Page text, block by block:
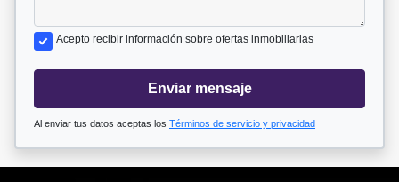
Acepto recibir información sobre ofertas inmobiliarias
Enviar mensaje
Al enviar tus datos aceptas los Términos de servicio y privacidad